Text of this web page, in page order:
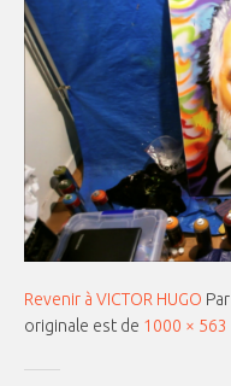
Revenir à VICTOR HUGO Par
originale est de 1000 × 563